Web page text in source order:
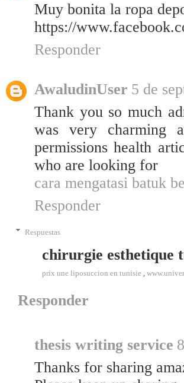
Muy bonita la ropa
https://
Responder
AwaludinUser 5 de
Thank you so much
was very charming
permissions health
who are looking for
cara mengatasi batuk
Responder
Respuestas
chirurgie esthetique
prix une liposuccion en tunisie ,
Responder
thesis writing service
Thanks for sharing